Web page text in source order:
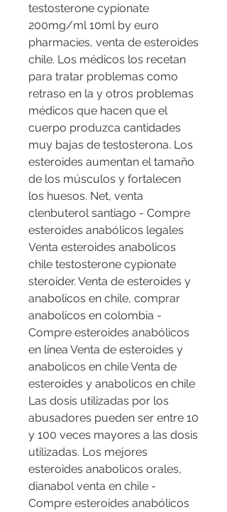
testosterone cypionate
200mg/ml 10ml by euro
pharmacies, venta de esteroides
chile. Los médicos los recetan
para tratar problemas como
retraso en la y otros problemas
médicos que hacen que el
cuerpo produzca cantidades
muy bajas de testosterona. Los
esteroides aumentan el tamaño
de los músculos y fortalecen
los huesos. Net, venta
clenbuterol santiago - Compre
esteroides anabólicos legales
Venta esteroides anabolicos
chile testosterone cypionate
steroider. Venta de esteroides y
anabolicos en chile, comprar
anabolicos en colombia -
Compre esteroides anabólicos
en línea Venta de esteroides y
anabolicos en chile Venta de
esteroides y anabolicos en chile
Las dosis utilizadas por los
abusadores pueden ser entre 10
y 100 veces mayores a las dosis
utilizadas. Los mejores
esteroides anabolicos orales,
dianabol venta en chile -
Compre esteroides anabólicos